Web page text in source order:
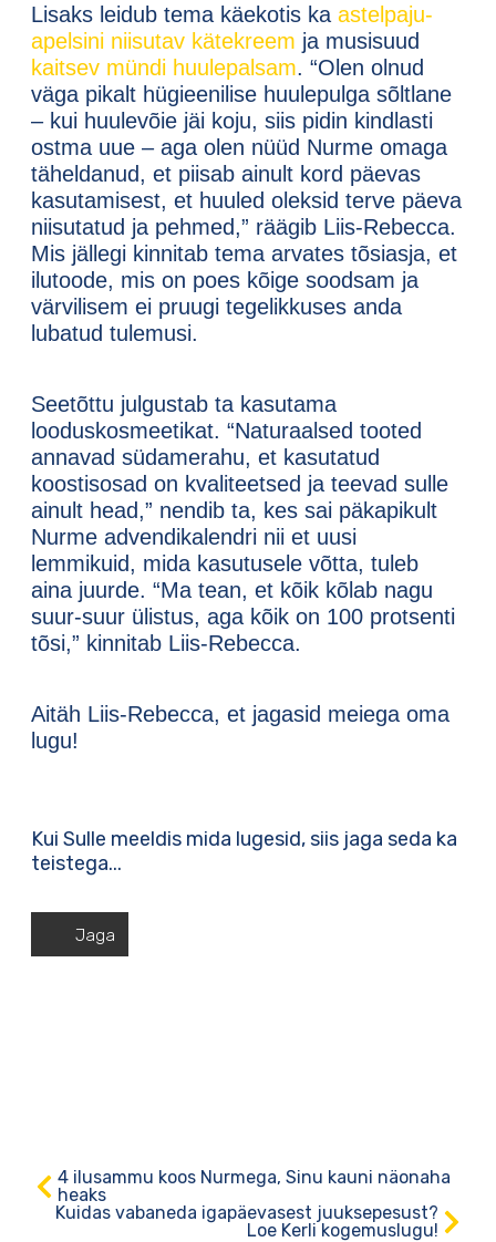
Lisaks leidub tema käekotis ka astelpaju-
apelsini niisutav kätekreem ja musisuud
kaitsev mündi huulepalsam. “Olen olnud
väga pikalt hügieenilise huulepulga sõltlane
– kui huulevõie jäi koju, siis pidin kindlasti
ostma uue – aga olen nüüd Nurme omaga
täheldanud, et piisab ainult kord päevas
kasutamisest, et huuled oleksid terve päeva
niisutatud ja pehmed,” räägib Liis-Rebecca.
Mis jällegi kinnitab tema arvates tõsiasja, et
ilutoode, mis on poes kõige soodsam ja
värvilisem ei pruugi tegelikkuses anda
lubatud tulemusi.
Seetõttu julgustab ta kasutama
looduskosmeetikat. “Naturaalsed tooted
annavad südamerahu, et kasutatud
koostisosad on kvaliteetsed ja teevad sulle
ainult head,” nendib ta, kes sai päkapikult
Nurme advendikalendri nii et uusi
lemmikuid, mida kasutusele võtta, tuleb
aina juurde. “Ma tean, et kõik kõlab nagu
suur-suur ülistus, aga kõik on 100 protsenti
tõsi,” kinnitab Liis-Rebecca.
Aitäh Liis-Rebecca, et jagasid meiega oma
lugu!
Kui Sulle meeldis mida lugesid, siis jaga seda ka
teistega...
Jaga
4 ilusammu koos Nurmega, Sinu kauni näonaha
heaks
Kuidas vabaneda igapäevasest juuksepesust?
Loe Kerli kogemuslugu!